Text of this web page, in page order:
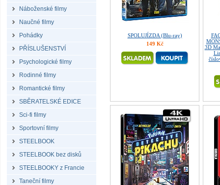
Náboženské filmy
Naučné filmy
Pohádky
PŘÍSLUŠENSTVÍ
Psychologické filmy
Rodinné filmy
Romantické filmy
SBĚRATELSKÉ EDICE
Sci-fi filmy
Sportovní filmy
STEELBOOK
STEELBOOK bez disků
STEELBOOKY z Francie
Taneční filmy
SPOLUJÍZDA (Blu-ray)
149 Kč
3D